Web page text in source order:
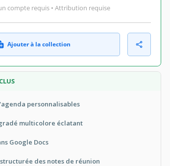
compte requis • Attribution requise
Ajouter à la collection
personnalisables
multicolore éclatant
Google Docs
des notes de réunion